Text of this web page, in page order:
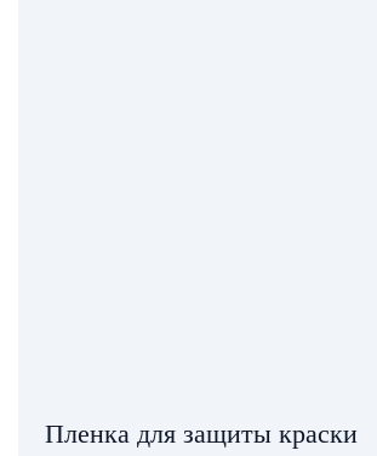
Пленка для защиты краски